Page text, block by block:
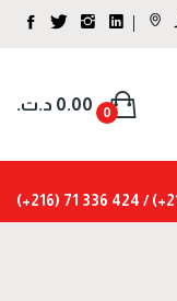
0 0.00 د.ت.‏
424 336 71 (216+)